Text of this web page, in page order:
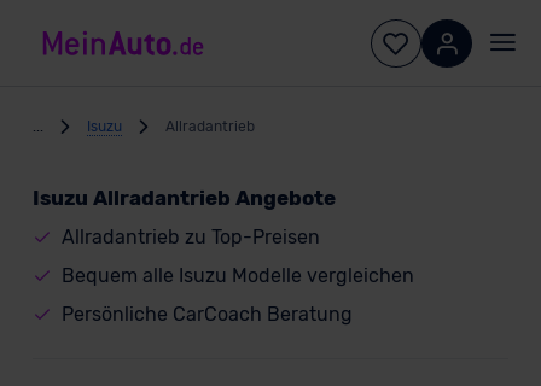
Isuzu Allradantrieb
Isuzu Allradantrieb Angebote
Allradantrieb zu Top-Preisen
Bequem alle Isuzu Modelle vergleichen
Persönliche CarCoach Beratung